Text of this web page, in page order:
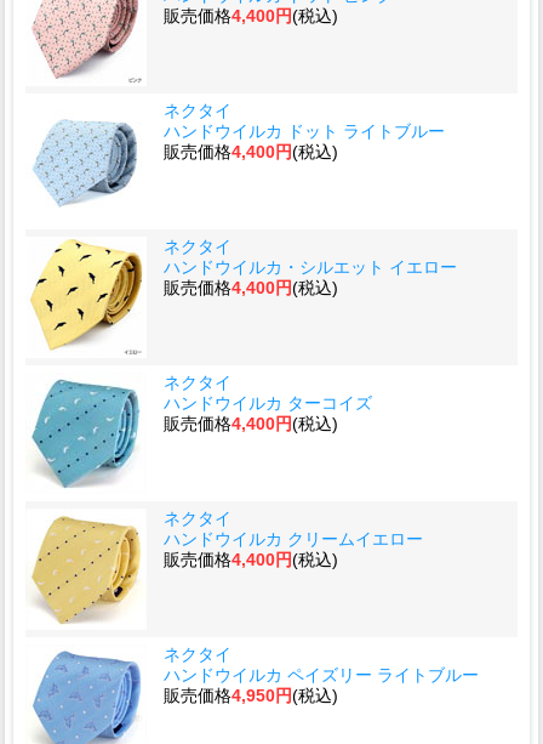
販売価格4,400円(税込)
ネクタイ
ハンドウイルカ ドット ライトブルー
販売価格4,400円(税込)
ネクタイ
ハンドウイルカ・シルエット イエロー
販売価格4,400円(税込)
ネクタイ
ハンドウイルカ ターコイズ
販売価格4,400円(税込)
ネクタイ
ハンドウイルカ クリームイエロー
販売価格4,400円(税込)
ネクタイ
ハンドウイルカ ペイズリー ライトブルー
販売価格4,950円(税込)